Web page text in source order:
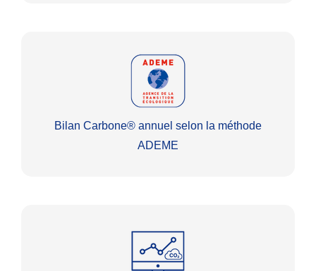
Bilan Carbone® annuel selon la méthode
ADEME